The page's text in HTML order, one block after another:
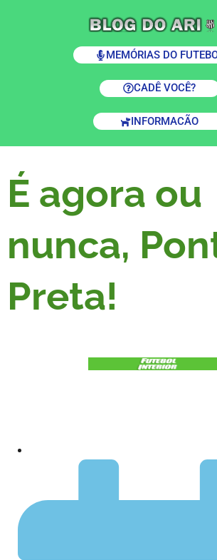
MEMÓRIAS DO
CADÊ VOCÊ?
INFORMACÃO
É agora ou
nunca,
Preta!